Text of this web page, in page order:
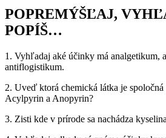
POPREMÝŠĽAJ,
POPÍŠ…
1. Vyhľadaj aké účinky má analgetikum,
antiflogistikum.
2. Uveď ktorá chemická látka je
Acylpyrin a Anopyrin?
3. Zisti kde v prírode sa nachádza